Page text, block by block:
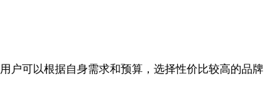
户可以根据自身需求和预算，选择性价比较高的品牌